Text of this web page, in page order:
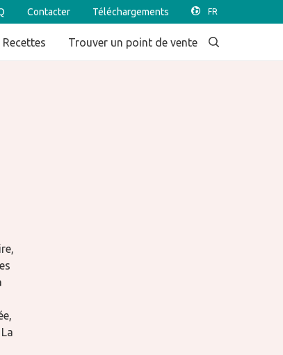
Contacter Téléchargements
Recettes Trouver un point de vente